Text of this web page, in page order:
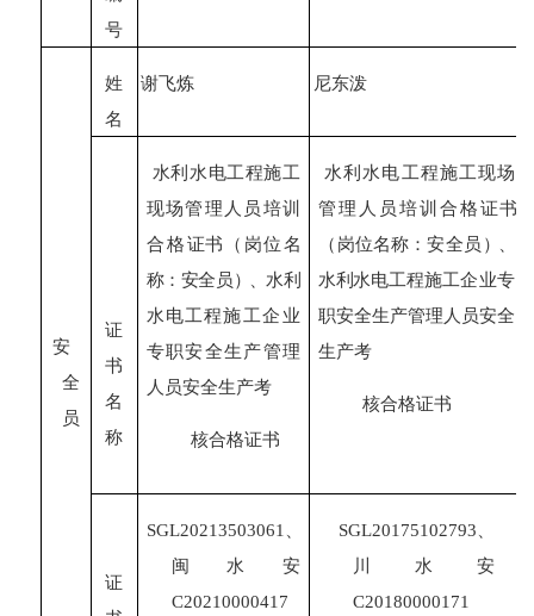
号
安
全
员
姓
名
谢飞炼 尼东泼
证
书
名
称
水利水电工程施工
现场管理人员培训
合格证书 （ 岗位名
称：安全 员）
、水利
水电工程施工企业
专职安全生产管理
人员安全生产考
核合格证书
水利水电工程施工现场
管理人员培训合格证书
（ 岗位名称：安全 员 ）
水利水电工程施工企业专
职安全生产管理人员安全
生产考
核合格证书
证
SGL20213503061
闽 水安
C20210000417
SGL20175102793
川 水安
C20180000171